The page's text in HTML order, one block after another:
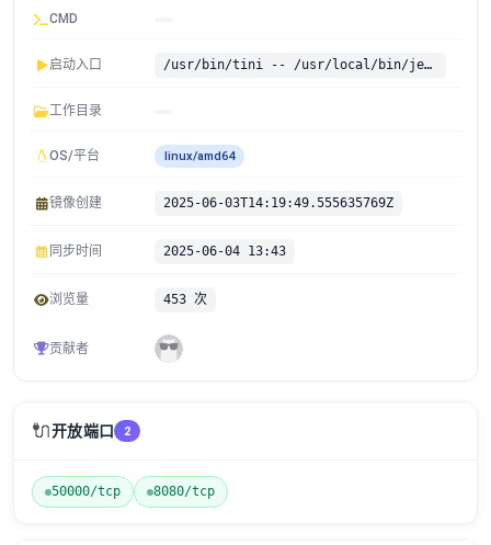
CMD
启动入口 /usr/bin/tini -- /usr/local/bin/jenkins.sh
工作目录
OS/平台 linux/amd64
镜像创建 2025-06-03T14:19:49.555635769Z
同步时间 2025-06-04 13:43
浏览量 453 次
贡献者
🔌开放端口 2
50000/tcp 8080/tcp